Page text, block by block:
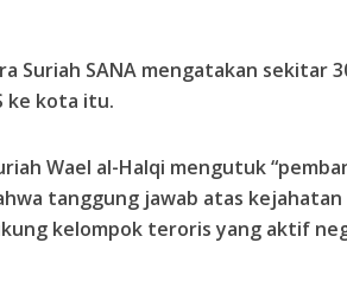
Suriah SANA mengatakan sekitar
ke kota itu.
Wael al-Halqi mengutuk
tanggung jawab atas
kelompok teroris yang aktif